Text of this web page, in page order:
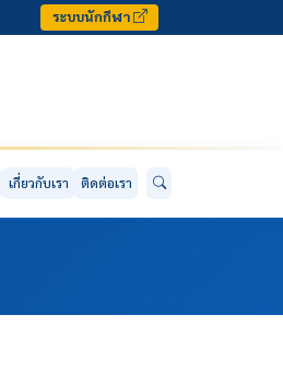
ระบบนักกีฬา
เกี่ยวกับเรา ติดต่อเรา